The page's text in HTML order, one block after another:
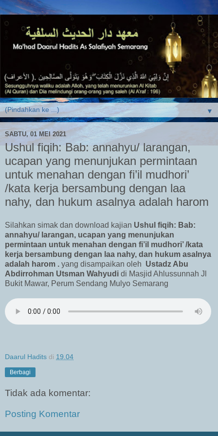
▼
SABTU, 01 MEI 2021
Ushul fiqih: Bab: annahyu/ larangan,
ucapan yang menunjukan permintaan
untuk menahan dengan fi’il mudhori’
/kata kerja bersambung dengan laa
nahy, dan hukum asalnya adalah harom
Silahkan simak dan download kajian Ushul fiqih: Bab:
annahyu/ larangan, ucapan yang menunjukan
permintaan untuk menahan dengan fi’il mudhori’ /kata
kerja bersambung dengan laa nahy, dan hukum asalnya
adalah harom . yang disampaikan oleh Ustadz Abu
Abdirrohman Utsman Wahyudi di Masjid Ahlussunnah Jl
Bukit Mawar, Perum Sendang Mulyo Semarang
Daarul Hadits di 19.04
Berbagi
Tidak ada komentar:
Posting Komentar